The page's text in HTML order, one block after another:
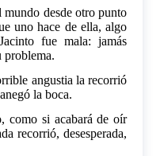
mundo desde otro punto
uno hace de ella, algo
fue mala: jamás
problema.
angustia la recorrió
la boca.
si acabará de oír
recorrió, desesperada,